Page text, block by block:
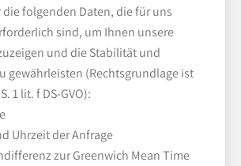
folgenden Daten, die für uns
sind, um Ihnen unsere
und die Stabilität und
gewährleisten (Rechtsgrundlage ist
1 lit. f DS-GVO):
Uhrzeit der Anfrage
zur Greenwich Mean Time